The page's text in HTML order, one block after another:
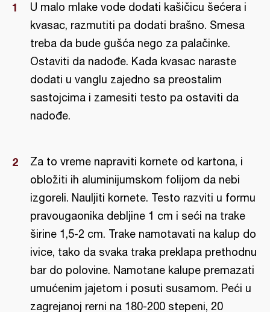
U malo mlake vode dodati kašičicu šećera i
kvasac, razmutiti pa dodati brašno. Smesa
treba da bude gušća nego za palačinke.
Ostaviti da nadođe. Kada kvasac naraste
dodati u vanglu zajedno sa preostalim
sastojcima i zamesiti testo pa ostaviti da
nadođe.
Za to vreme napraviti kornete od kartona, i
obložiti ih aluminijumskom folijom da nebi
izgoreli. Nauljiti kornete. Testo razviti u formu
pravougaonika debljine 1 cm i seći na trake
širine 1,5-2 cm. Trake namotavati na kalup do
ivice, tako da svaka traka preklapa prethodnu
bar do polovine. Namotane kalupe premazati
umućenim jajetom i posuti susamom. Peći u
zagrejanoj rerni na 180-200 stepeni, 20